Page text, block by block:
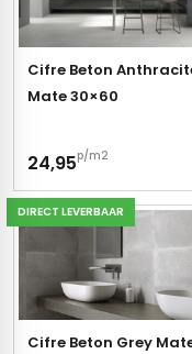
Cifre Beton
Mate 30×60
24,95p/m2
DIRECT LEVERBAAR
Cifre Beton Grey